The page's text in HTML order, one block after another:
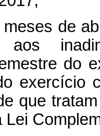
de
aos
do
exercício
que
Lei